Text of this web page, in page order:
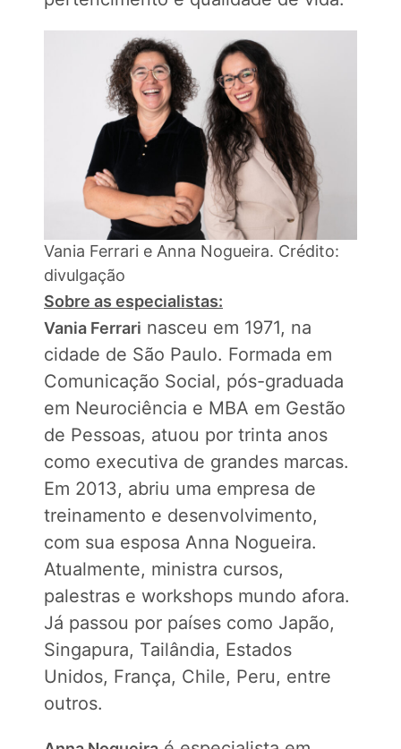
Vania Ferrari e Anna Nogueira. Crédito:
divulgação
Sobre as especialistas:
Vania Ferrari nasceu em 1971, na
cidade de São Paulo. Formada em
Comunicação Social, pós-graduada
em Neurociência e MBA em Gestão
de Pessoas, atuou por trinta anos
como executiva de grandes marcas.
Em 2013, abriu uma empresa de
treinamento e desenvolvimento,
com sua esposa Anna Nogueira.
Atualmente, ministra cursos,
palestras e workshops mundo afora.
Já passou por países como Japão,
Singapura, Tailândia, Estados
Unidos, França, Chile, Peru, entre
outros.